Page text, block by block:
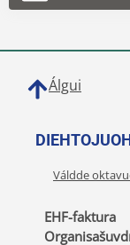
Álgui
Váldde
EHF-faktura